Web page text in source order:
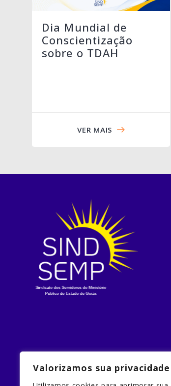
Valorizamos sua privacidade
Dia Mundial de
Conscientização
sobre o TDAH
VER MAIS